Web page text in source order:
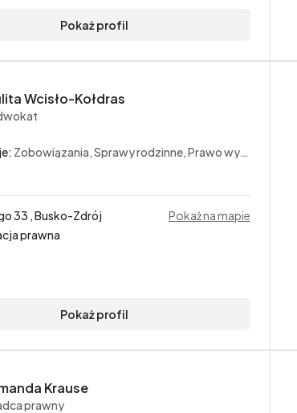
Pokaż profil
Wcisło-Kołdras
Zobowiązania, Sprawy rodzinne, Prawo wyznaniowe i kanoniczne
33 , Busko-Zdrój
Pokaż na mapie
prawna
Pokaż profil
Krause
prawny